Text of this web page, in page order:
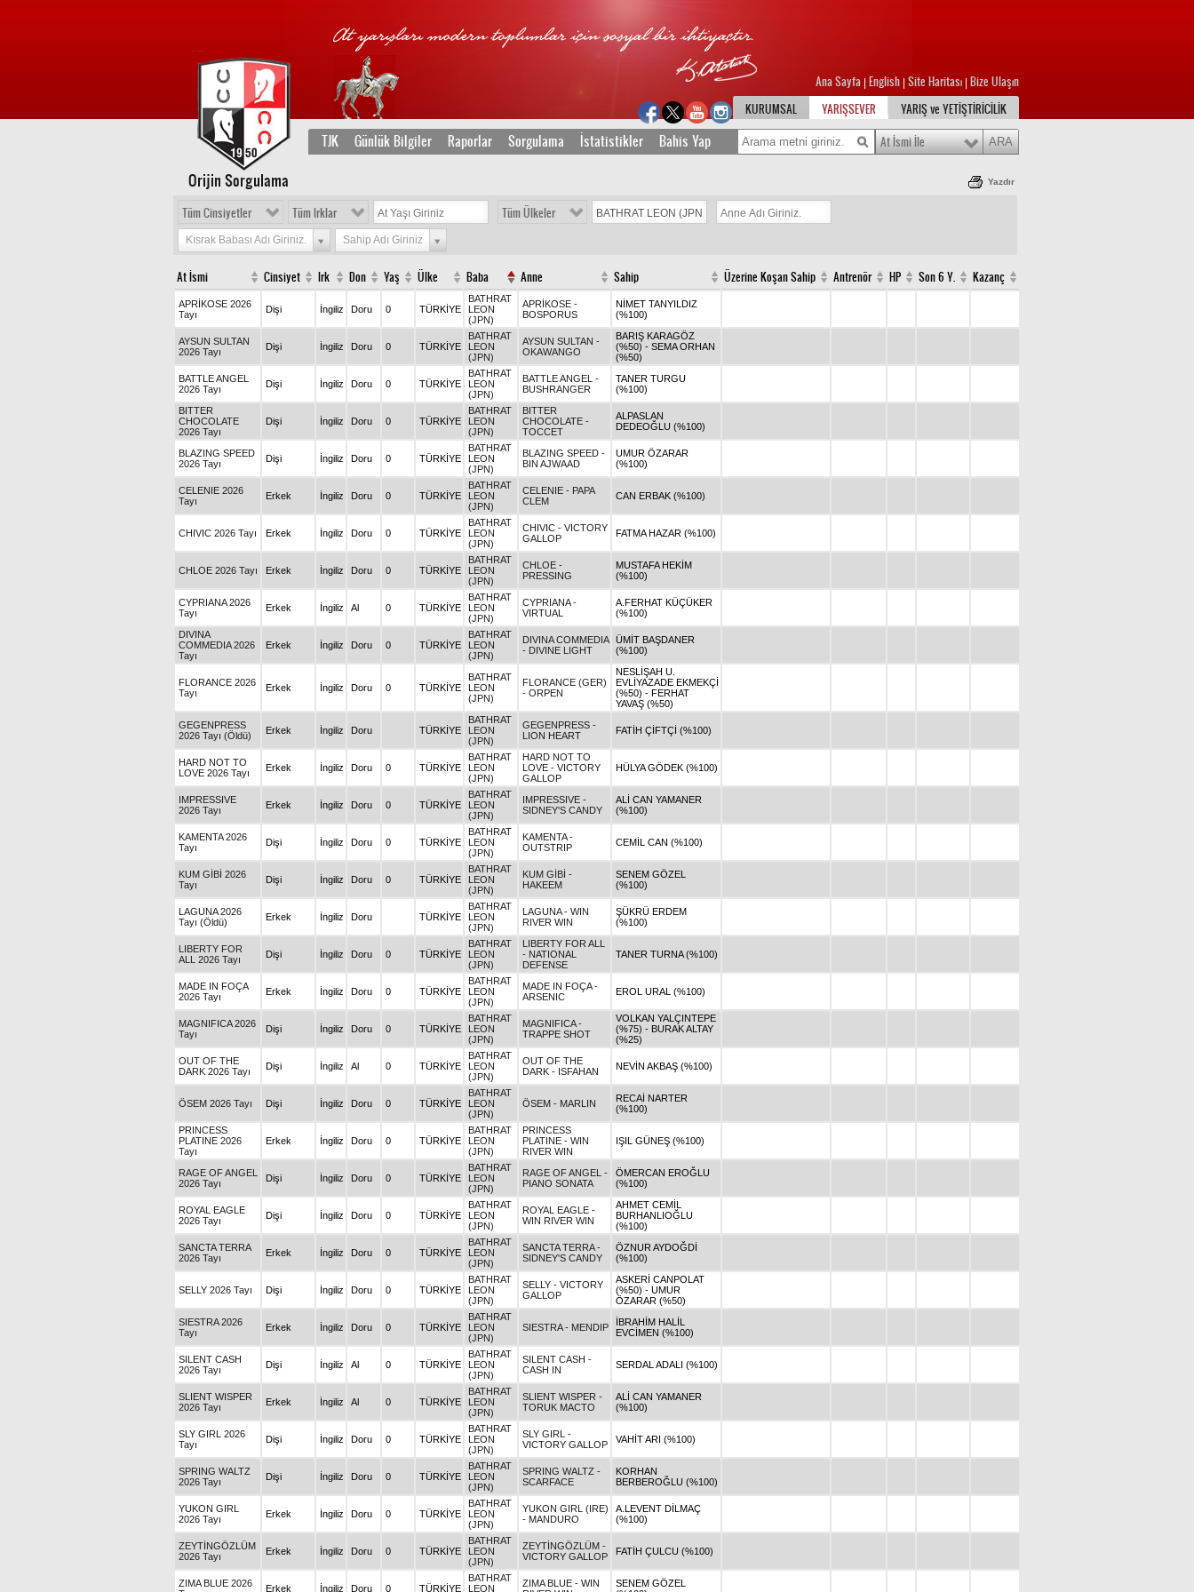
Ana Sayfa English Site Haritası Bize Ulaşın
KURUMSAL
YARIŞSEVER YARIŞ ve YETİŞTİRİCİLİK
TJK Günlük Bilgiler Raporlar Sorgulama İstatistikler Bahis Yap At İsmi İle
Orijin Sorgulama Yazdır
Tüm Cinsiyetler Tüm Irklar Tüm Ülkeler
Kısrak Babası Adı Giriniz. Sahip Adı Giriniz
At İsmi Cinsiyet Irk Don Yaş Ülke Baba Anne Sahip Üzerine Koşan Sahip Antrenör HP Son 6 Y. Kazanç
APRİKOSE 2026
Tayı
Dişi İngiliz Doru 0 TÜRKİYE
BATHRAT
LEON
(JPN)
APRİKOSE -
BOSPORUS
NİMET TANYILDIZ
(%100)
AYSUN SULTAN
2026 Tayı
Dişi İngiliz Doru 0 TÜRKİYE
BATHRAT
LEON
(JPN)
AYSUN SULTAN -
OKAWANGO
BARIŞ KARAGÖZ
(%50) - SEMA ORHAN
(%50)
BATTLE ANGEL
2026 Tayı
Dişi İngiliz Doru 0 TÜRKİYE
BATHRAT
LEON
(JPN)
BATTLE ANGEL -
BUSHRANGER
TANER TURGU
(%100)
BITTER
CHOCOLATE
2026 Tayı
Dişi İngiliz Doru 0 TÜRKİYE
BATHRAT
LEON
(JPN)
BITTER
CHOCOLATE -
TOCCET
ALPASLAN
DEDEOĞLU (%100)
BLAZING SPEED
2026 Tayı
Dişi İngiliz Doru 0 TÜRKİYE
BATHRAT
LEON
(JPN)
BLAZING SPEED -
BIN AJWAAD
UMUR ÖZARAR
(%100)
CELENIE 2026
Tayı
Erkek İngiliz Doru 0 TÜRKİYE
BATHRAT
LEON
(JPN)
CELENIE - PAPA
CLEM
CAN ERBAK (%100)
CHIVIC 2026 Tayı Erkek İngiliz Doru 0 TÜRKİYE
BATHRAT
LEON
(JPN)
CHIVIC - VICTORY
GALLOP
FATMA HAZAR (%100)
CHLOE 2026 Tayı Erkek İngiliz Doru 0 TÜRKİYE
BATHRAT
LEON
(JPN)
CHLOE -
PRESSING
MUSTAFA HEKİM
(%100)
CYPRIANA 2026
Tayı
Erkek İngiliz Al 0 TÜRKİYE
BATHRAT
LEON
(JPN)
CYPRIANA -
VIRTUAL
A.FERHAT KÜÇÜKER
(%100)
DIVINA
COMMEDIA 2026
Tayı
Erkek İngiliz Doru 0 TÜRKİYE
BATHRAT
LEON
(JPN)
DIVINA COMMEDIA
- DIVINE LIGHT
ÜMİT BAŞDANER
(%100)
FLORANCE 2026
Tayı
Erkek İngiliz Doru 0 TÜRKİYE
BATHRAT
LEON
(JPN)
FLORANCE (GER)
- ORPEN
NESLİŞAH U.
EVLİYAZADE EKMEKÇİ
(%50) - FERHAT
YAVAŞ (%50)
GEGENPRESS
2026 Tayı (Öldü)
Erkek İngiliz Doru TÜRKİYE
BATHRAT
LEON
(JPN)
GEGENPRESS -
LION HEART
FATİH ÇİFTÇİ (%100)
HARD NOT TO
LOVE 2026 Tayı
Erkek İngiliz Doru 0 TÜRKİYE
BATHRAT
LEON
(JPN)
HARD NOT TO
LOVE - VICTORY
GALLOP
HÜLYA GÖDEK (%100)
IMPRESSIVE
2026 Tayı
Erkek İngiliz Doru 0 TÜRKİYE
BATHRAT
LEON
(JPN)
IMPRESSIVE -
SIDNEY'S CANDY
ALİ CAN YAMANER
(%100)
KAMENTA 2026
Tayı
Dişi İngiliz Doru 0 TÜRKİYE
BATHRAT
LEON
(JPN)
KAMENTA -
OUTSTRIP
CEMİL CAN (%100)
KUM GİBİ 2026
Tayı
Dişi İngiliz Doru 0 TÜRKİYE
BATHRAT
LEON
(JPN)
KUM GİBİ -
HAKEEM
SENEM GÖZEL
(%100)
LAGUNA 2026
Tayı (Öldü)
Erkek İngiliz Doru TÜRKİYE
BATHRAT
LEON
(JPN)
LAGUNA - WIN
RIVER WIN
ŞÜKRÜ ERDEM
(%100)
LIBERTY FOR
ALL 2026 Tayı
Dişi İngiliz Doru 0 TÜRKİYE
BATHRAT
LEON
(JPN)
LIBERTY FOR ALL
- NATIONAL
DEFENSE
TANER TURNA (%100)
MADE IN FOÇA
2026 Tayı
Erkek İngiliz Doru 0 TÜRKİYE
BATHRAT
LEON
(JPN)
MADE IN FOÇA -
ARSENIC
EROL URAL (%100)
MAGNIFICA 2026
Tayı
Dişi İngiliz Doru 0 TÜRKİYE
BATHRAT
LEON
(JPN)
MAGNIFICA -
TRAPPE SHOT
VOLKAN YALÇINTEPE
(%75) - BURAK ALTAY
(%25)
OUT OF THE
DARK 2026 Tayı
Dişi İngiliz Al 0 TÜRKİYE
BATHRAT
LEON
(JPN)
OUT OF THE
DARK - ISFAHAN
NEVİN AKBAŞ (%100)
ÖSEM 2026 Tayı Dişi İngiliz Doru 0 TÜRKİYE
BATHRAT
LEON
(JPN)
ÖSEM - MARLIN
RECAİ NARTER
(%100)
PRINCESS
PLATINE 2026
Tayı
Erkek İngiliz Doru 0 TÜRKİYE
BATHRAT
LEON
(JPN)
PRINCESS
PLATINE - WIN
RIVER WIN
IŞIL GÜNEŞ (%100)
RAGE OF ANGEL
2026 Tayı
Dişi İngiliz Doru 0 TÜRKİYE
BATHRAT
LEON
(JPN)
RAGE OF ANGEL -
PIANO SONATA
ÖMERCAN EROĞLU
(%100)
ROYAL EAGLE
2026 Tayı
Dişi İngiliz Doru 0 TÜRKİYE
BATHRAT
LEON
(JPN)
ROYAL EAGLE -
WIN RIVER WIN
AHMET CEMİL
BURHANLIOĞLU
(%100)
SANCTA TERRA
2026 Tayı
Erkek İngiliz Doru 0 TÜRKİYE
BATHRAT
LEON
(JPN)
SANCTA TERRA -
SIDNEY'S CANDY
ÖZNUR AYDOĞDİ
(%100)
SELLY 2026 Tayı Dişi İngiliz Doru 0 TÜRKİYE
BATHRAT
LEON
(JPN)
SELLY - VICTORY
GALLOP
ASKERİ CANPOLAT
(%50) - UMUR
ÖZARAR (%50)
SIESTRA 2026
Tayı
Erkek İngiliz Doru 0 TÜRKİYE
BATHRAT
LEON
(JPN)
SIESTRA - MENDIP
İBRAHİM HALİL
EVCİMEN (%100)
SILENT CASH
2026 Tayı
Dişi İngiliz Al 0 TÜRKİYE
BATHRAT
LEON
(JPN)
SILENT CASH -
CASH IN
SERDAL ADALI (%100)
SLIENT WISPER
2026 Tayı
Erkek İngiliz Al 0 TÜRKİYE
BATHRAT
LEON
(JPN)
SLIENT WISPER -
TORUK MACTO
ALİ CAN YAMANER
(%100)
SLY GIRL 2026
Tayı
Dişi İngiliz Doru 0 TÜRKİYE
BATHRAT
LEON
(JPN)
SLY GIRL -
VICTORY GALLOP
VAHİT ARI (%100)
SPRING WALTZ
2026 Tayı
Dişi İngiliz Doru 0 TÜRKİYE
BATHRAT
LEON
(JPN)
SPRING WALTZ -
SCARFACE
KORHAN
BERBEROĞLU (%100)
YUKON GIRL
2026 Tayı
Erkek İngiliz Doru 0 TÜRKİYE
BATHRAT
LEON
(JPN)
YUKON GIRL (IRE)
- MANDURO
A.LEVENT DİLMAÇ
(%100)
ZEYTİNGÖZLÜM
2026 Tayı
Erkek İngiliz Doru 0 TÜRKİYE
BATHRAT
LEON
(JPN)
ZEYTİNGÖZLÜM -
VICTORY GALLOP
FATİH ÇULCU (%100)
ZIMA BLUE 2026
Erkek İngiliz Doru 0 TÜRKİYE
BATHRAT
LEON
ZIMA BLUE - WIN
SENEM GÖZEL